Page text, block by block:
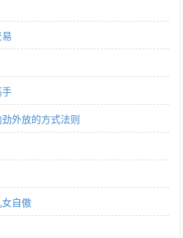
外放的方式法则
自傲